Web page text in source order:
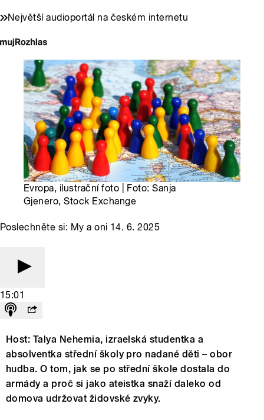
Největší audioportál na českém internetu
Evropa, ilustrační foto | Foto: Sanja
Gjenero, Stock Exchange
Poslechněte si: My a oni 14. 6. 2025
15:01
Host: Talya Nehemia, izraelská studentka a
absolventka střední školy pro nadané děti – obor
hudba. O tom, jak se po střední škole dostala do
armády a proč si jako ateistka snaží daleko od
domova udržovat židovské zvyky.